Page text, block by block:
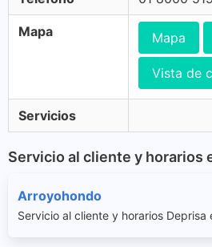
Mapa Mapa
Vista de
Servicios
Servicio al cliente y horarios
Arroyohondo
Servicio al cliente y horarios Deprisa